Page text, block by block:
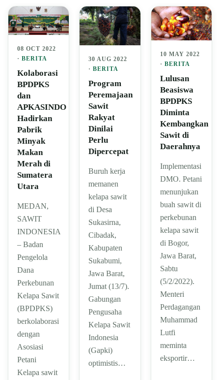
08 OCT 2022
· BERITA
Kolaborasi
BPDPKS
dan
APKASINDO
Hadirkan
Pabrik
Minyak
Makan
Merah di
Sumatera
Utara
MEDAN,
SAWIT
INDONESIA
– Badan
Pengelola
Dana
Perkebunan
Kelapa Sawit
(BPDPKS)
berkolaborasi
dengan
Asosiasi
Petani
Kelapa sawit
30 AUG 2022
·BERITA
Program
Peremajaan
Sawit
Rakyat
Dinilai
Perlu
Dipercepat
Buruh kerja
memanen
kelapa sawit
di Desa
Sukasirna,
Cibadak,
Kabupaten
Sukabumi,
Jawa Barat,
Jumat (13/7).
Gabungan
Pengusaha
Kelapa Sawit
Indonesia
(Gapki)
optimistis…
10 MAY 2022
· BERITA
Lulusan
Beasiswa
BPDPKS
Diminta
Kembangkan
Sawit di
Daerahnya
Implementasi
DMO. Petani
menunjukan
buah sawit di
perkebunan
kelapa sawit
di Bogor,
Jawa Barat,
Sabtu
(5/2/2022).
Menteri
Perdagangan
Muhammad
Lutfi
meminta
eksportir…